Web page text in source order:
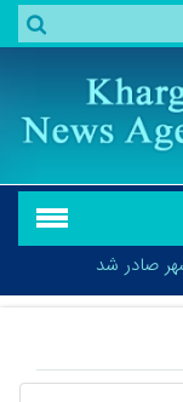
صادر شد